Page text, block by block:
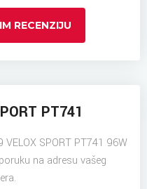
RECENZIJU
PT741
SPORT PT741 96W
na adresu vašeg